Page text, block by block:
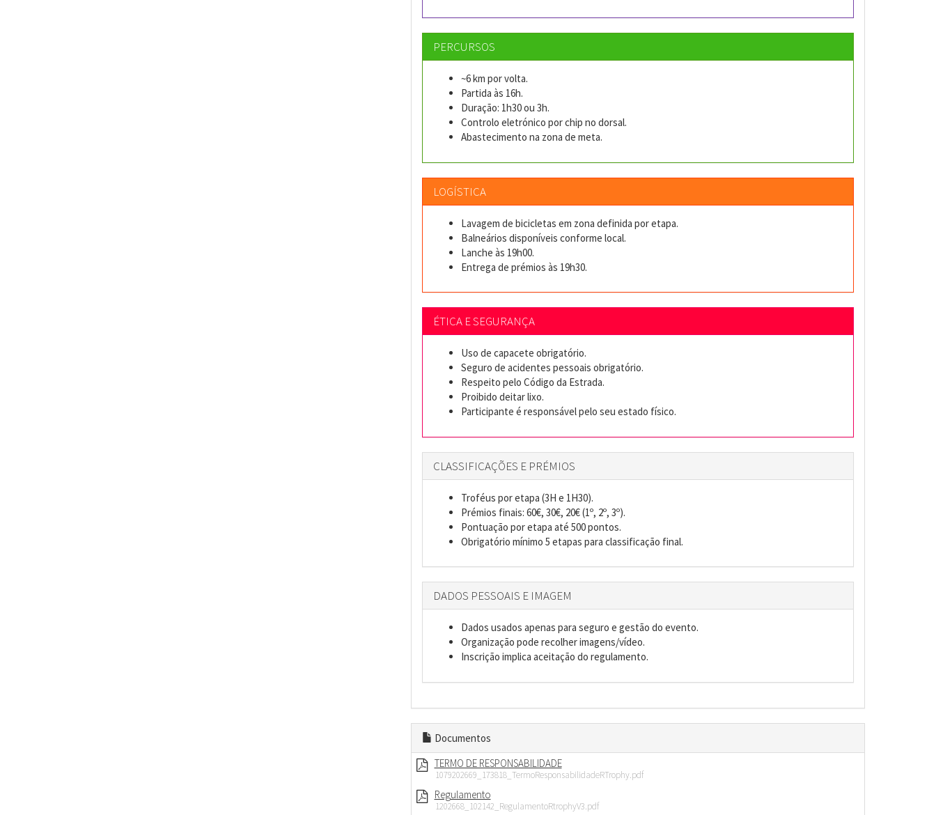
PERCURSOS
~6 km por volta.
Partida às 16h.
Duração: 1h30 ou 3h.
Controlo eletrónico por chip no dorsal.
Abastecimento na zona de meta.
LOGÍSTICA
Lavagem de bicicletas em zona definida por etapa.
Balneários disponíveis conforme local.
Lanche às 19h00.
Entrega de prémios às 19h30.
ÉTICA E SEGURANÇA
Uso de capacete obrigatório.
Seguro de acidentes pessoais obrigatório.
Respeito pelo Código da Estrada.
Proibido deitar lixo.
Participante é responsável pelo seu estado físico.
CLASSIFICAÇÕES E PRÉMIOS
Troféus por etapa (3H e 1H30).
Prémios finais: 60€, 30€, 20€ (1º, 2º, 3º).
Pontuação por etapa até 500 pontos.
Obrigatório mínimo 5 etapas para classificação final.
DADOS PESSOAIS E IMAGEM
Dados usados apenas para seguro e gestão do evento.
Organização pode recolher imagens/vídeo.
Inscrição implica aceitação do regulamento.
Documentos
TERMO DE RESPONSABILIDADE
1079202669_173818_TermoResponsabilidadeRTrophy.pdf
Regulamento
1202668_102142_RegulamentoRtrophyV3.pdf